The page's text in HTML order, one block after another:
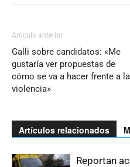
Artículo anterior
Galli sobre candidatos: «Me
gustaría ver propuestas de
cómo se va a hacer frente a la
violencia»
Artículos relacionados
Reportan